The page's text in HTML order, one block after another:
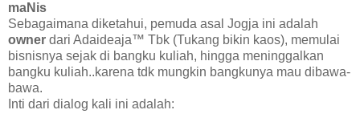
maNis
Sebagaimana diketahui, pemuda asal Jogja ini adalah
owner dari Adaideaja™ Tbk (Tukang bikin kaos), memulai
bisnisnya sejak di bangku kuliah, hingga meninggalkan
bangku kuliah..karena tdk mungkin bangkunya mau dibawa-
bawa.
Inti dari dialog kali ini adalah: